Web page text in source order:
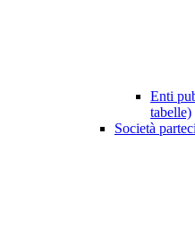
Enti
tabelle)
Società